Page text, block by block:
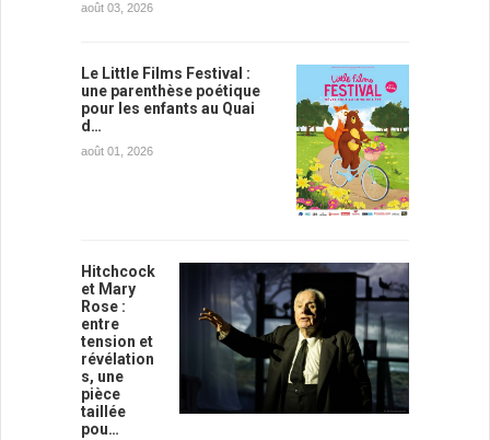
août 03, 2026
Le Little Films Festival :
une parenthèse poétique
pour les enfants au Quai
d…
août 01, 2026
Hitchcock
et Mary
Rose :
entre
tension et
révélation
s, une
pièce
taillée
pou…